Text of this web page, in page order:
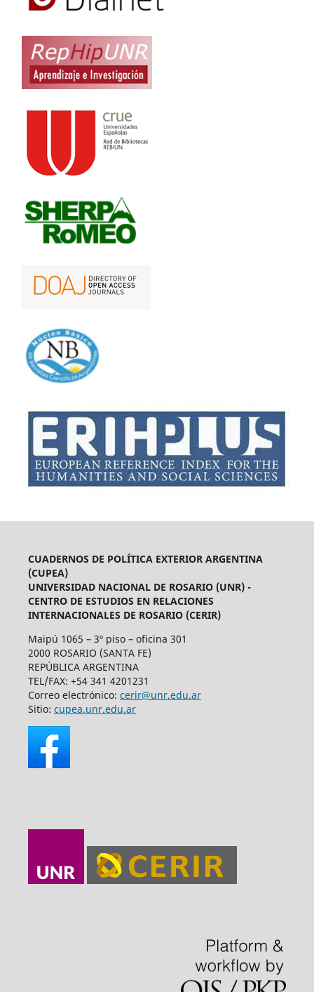
CUADERNOS DE POLÍTICA EXTERIOR ARGENTINA
(CUPEA)
UNIVERSIDAD NACIONAL DE ROSARIO (UNR) -
CENTRO DE ESTUDIOS EN RELACIONES
INTERNACIONALES DE ROSARIO (CERIR)
Maipú 1065 – 3º piso – oficina 301
2000 ROSARIO (SANTA FE)
REPÚBLICA ARGENTINA
TEL/FAX: +54 341 4201231
Correo electrónico: cerir@unr.edu.ar
Sitio: cupea.unr.edu.ar